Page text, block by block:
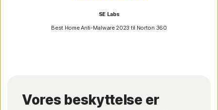
SE Labs
Best Home Anti-Malware 2023 til Norton 360
Vores beskyttelse er